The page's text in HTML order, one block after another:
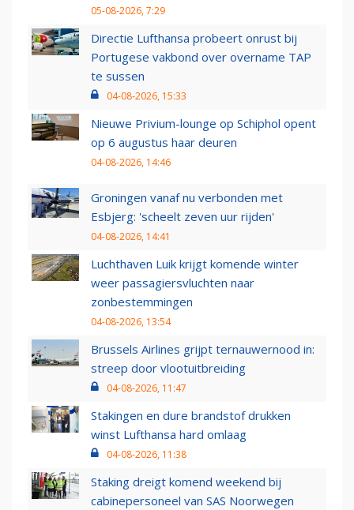
05-08-2026, 7:29
Directie Lufthansa probeert onrust bij
Portugese vakbond over overname TAP
te sussen
04-08-2026, 15:33
Nieuwe Privium-lounge op Schiphol opent
op 6 augustus haar deuren
04-08-2026, 14:46
Groningen vanaf nu verbonden met
Esbjerg: 'scheelt zeven uur rijden'
04-08-2026, 14:41
Luchthaven Luik krijgt komende winter
weer passagiersvluchten naar
zonbestemmingen
04-08-2026, 13:54
Brussels Airlines grijpt ternauwernood in:
streep door vlootuitbreiding
04-08-2026, 11:47
Stakingen en dure brandstof drukken
winst Lufthansa hard omlaag
04-08-2026, 11:38
Staking dreigt komend weekend bij
cabinepersoneel van SAS Noorwegen